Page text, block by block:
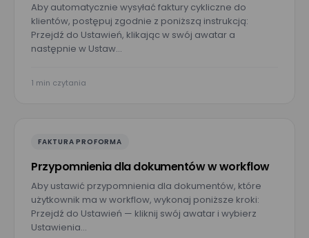
Aby automatycznie wysyłać faktury cykliczne do
klientów, postępuj zgodnie z poniższą instrukcją:
Przejdź do Ustawień, klikając w swój awatar a
następnie w Ustaw…
1 min czytania
FAKTURA PROFORMA
Przypomnienia dla dokumentów w workflow
Aby ustawić przypomnienia dla dokumentów, które
użytkownik ma w workflow, wykonaj poniższe kroki:
Przejdź do Ustawień — kliknij swój awatar i wybierz
Ustawienia…